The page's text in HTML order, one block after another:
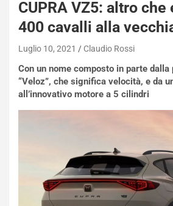
CUPRA VZ5: altro
400 cavalli alla
Luglio 10, 2021 Claudio Rossi
Con un nome composto in parte dalla
“Veloz”, che significa velocità, e da
all’innovativo motore a 5 cilindri